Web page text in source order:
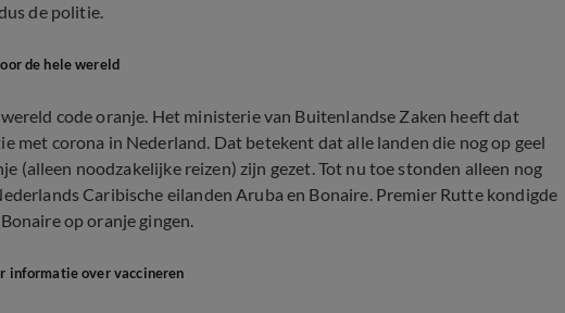
de politie.
de hele wereld
code oranje. Het ministerie van Buitenlandse Zaken heeft dat
met corona in Nederland. Dat betekent dat alle landen die nog op geel
(alleen noodzakelijke reizen) zijn gezet. Tot nu toe stonden alleen nog
Caribische eilanden Aruba en Bonaire. Premier Rutte kondigde
op oranje gingen.
informatie over vaccineren